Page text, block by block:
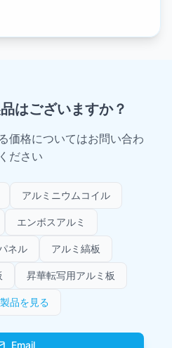
はございますか？
価格についてはお問い合わ
ださい
アルミニウムコイル
エンボスアルミ
ネル アルミ縞板
昇華転写用アルミ板
品を見る
Email